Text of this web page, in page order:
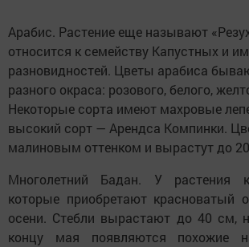
Арабис. Растение еще называют
относится к семейству Капустных и
разновидностей. Цветы арабиса
разного окраса: розового, белого,
Некоторые сорта имеют махровые
высокий сорт — Арендса Компинки.
малиновым оттенком и вырастут до
Многолетний Бадан. У растения
которые приобретают красноватый
осени. Стебли вырастают до 40 см,
концу мая появляются похожие